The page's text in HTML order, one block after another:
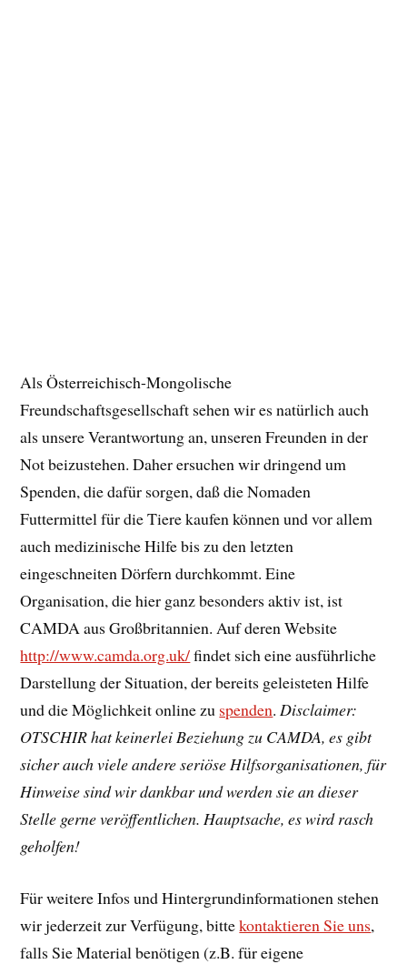
Als Österreichisch-Mongolische
Freundschaftsgesellschaft sehen wir es natürlich auch
als unsere Verantwortung an, unseren Freunden in der
Not beizustehen. Daher ersuchen wir dringend um
Spenden, die dafür sorgen, daß die Nomaden
Futtermittel für die Tiere kaufen können und vor allem
auch medizinische Hilfe bis zu den letzten
eingeschneiten Dörfern durchkommt. Eine
Organisation, die hier ganz besonders aktiv ist, ist
CAMDA aus Großbritannien. Auf deren Website
http://www.camda.org.uk/findet sich eine ausführliche
Darstellung der Situation, der bereits geleisteten Hilfe
und die Möglichkeit online zu spenden. Disclaimer:
OTSCHIR hat keinerlei Beziehung zu CAMDA, es gibt
sicher auch viele andere seriöse Hilfsorganisationen, für
Hinweise sind wir dankbar und werden sie an dieser
Stelle gerne veröffentlichen. Hauptsache, es wird rasch
geholfen!
Für weitere Infos und Hintergrundinformationen stehen
wir jederzeit zur Verfügung, bittekontaktieren Sie uns,
falls Sie Material benötigen (z.B. für eigene